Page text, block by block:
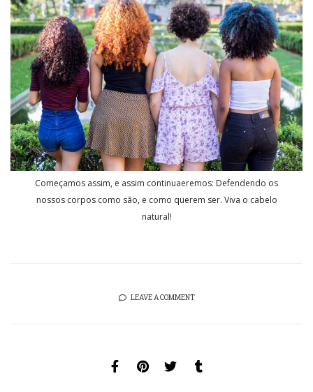
Começamos assim, e assim continuaeremos: Defendendo os
nossos corpos como são, e como querem ser. Viva o cabelo
natural!
LEAVE A COMMENT